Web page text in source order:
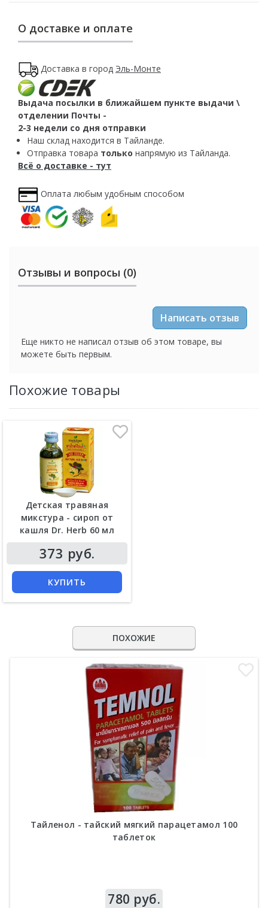
О доставке и оплате
Доставка в город Эль-Монте
Выдача посылки в ближайшем пункте выдачи \
отделении Почты -
2-3 недели со дня отправки
Наш склад находится в Тайланде.
Отправка товара только напрямую из Тайланда.
Всё о доставке - тут
Оплата любым удобным способом
Отзывы и вопросы (0)
Написать отзыв
Еще никто не написал отзыв об этом товаре, вы
можете быть первым.
Похожие товары
Детская травяная
микстура - сироп от
кашля Dr. Herb 60 мл
373 руб.
КУПИТЬ
ПОХОЖИЕ
Тайленол - тайский мягкий парацетамол 100
таблеток
780 руб.